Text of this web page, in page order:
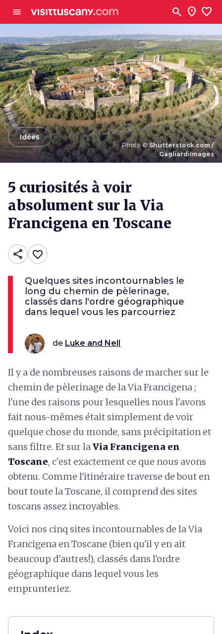
menu search location_on favorite
Photo ©Shutterstock.com /
GagliardiImages
arrow_backIdées
5 curiosités à voir
absolument sur la Via
Francigena en Toscane
share favorite_border
Quelques sites incontournables le
long du chemin de pèlerinage,
classés dans l'ordre géographique
dans lequel vous les parcourriez
de Luke and Nell
Il y a de nombreuses raisons de marcher sur le
chemin de pèlerinage de la Via Francigena ;
l'une des raisons pour lesquelles nous l'avons
fait nous-mêmes était simplement de voir
quelque chose du monde, sans précipitation et
sans filtre. Et sur laVia Francigena en
Toscane, c'est exactement ce que nous avons
obtenu. Comme l'itinéraire traverse de bout en
bout toute la Toscane, il comprend des sites
toscans assez incroyables.
Voici nos cinq sites incontournables de la Via
Francigena en Toscane (bien qu'il y en ait
beaucoup d'autres!), classés dans l'ordre
géographique dans lequel vous les
emprunteriez.